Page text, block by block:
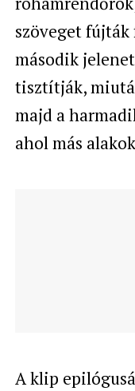
szöveget fújták
második
tisztítják,
majd a
ahol más
A klip